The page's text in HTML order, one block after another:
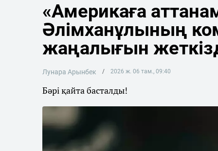
«Америкаға
Әлімханұлының
жаңалығын
Лунара Арынбек 2026 ж. 06 там., 09:40
Бәрі қайта басталды!